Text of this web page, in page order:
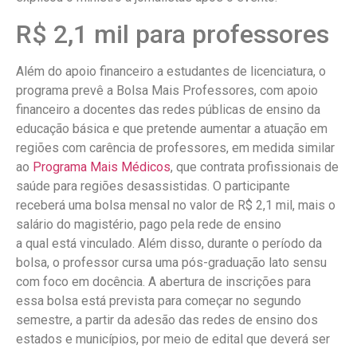
R$ 2,1 mil para professores
Além do apoio financeiro a estudantes de licenciatura, o
programa prevê a Bolsa Mais Professores, com apoio
financeiro a docentes das redes públicas de ensino da
educação básica e que pretende aumentar a atuação em
regiões com carência de professores, em medida similar
ao Programa Mais Médicos, que contrata profissionais de
saúde para regiões desassistidas. O participante
receberá uma bolsa mensal no valor de R$ 2,1 mil, mais o
salário do magistério, pago pela rede de ensino
a qual está vinculado. Além disso, durante o período da
bolsa, o professor cursa uma pós-graduação lato sensu
com foco em docência. A abertura de inscrições para
essa bolsa está prevista para começar no segundo
semestre, a partir da adesão das redes de ensino dos
estados e municípios, por meio de edital que deverá ser